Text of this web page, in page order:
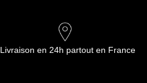
Livraison en 24h partout en France